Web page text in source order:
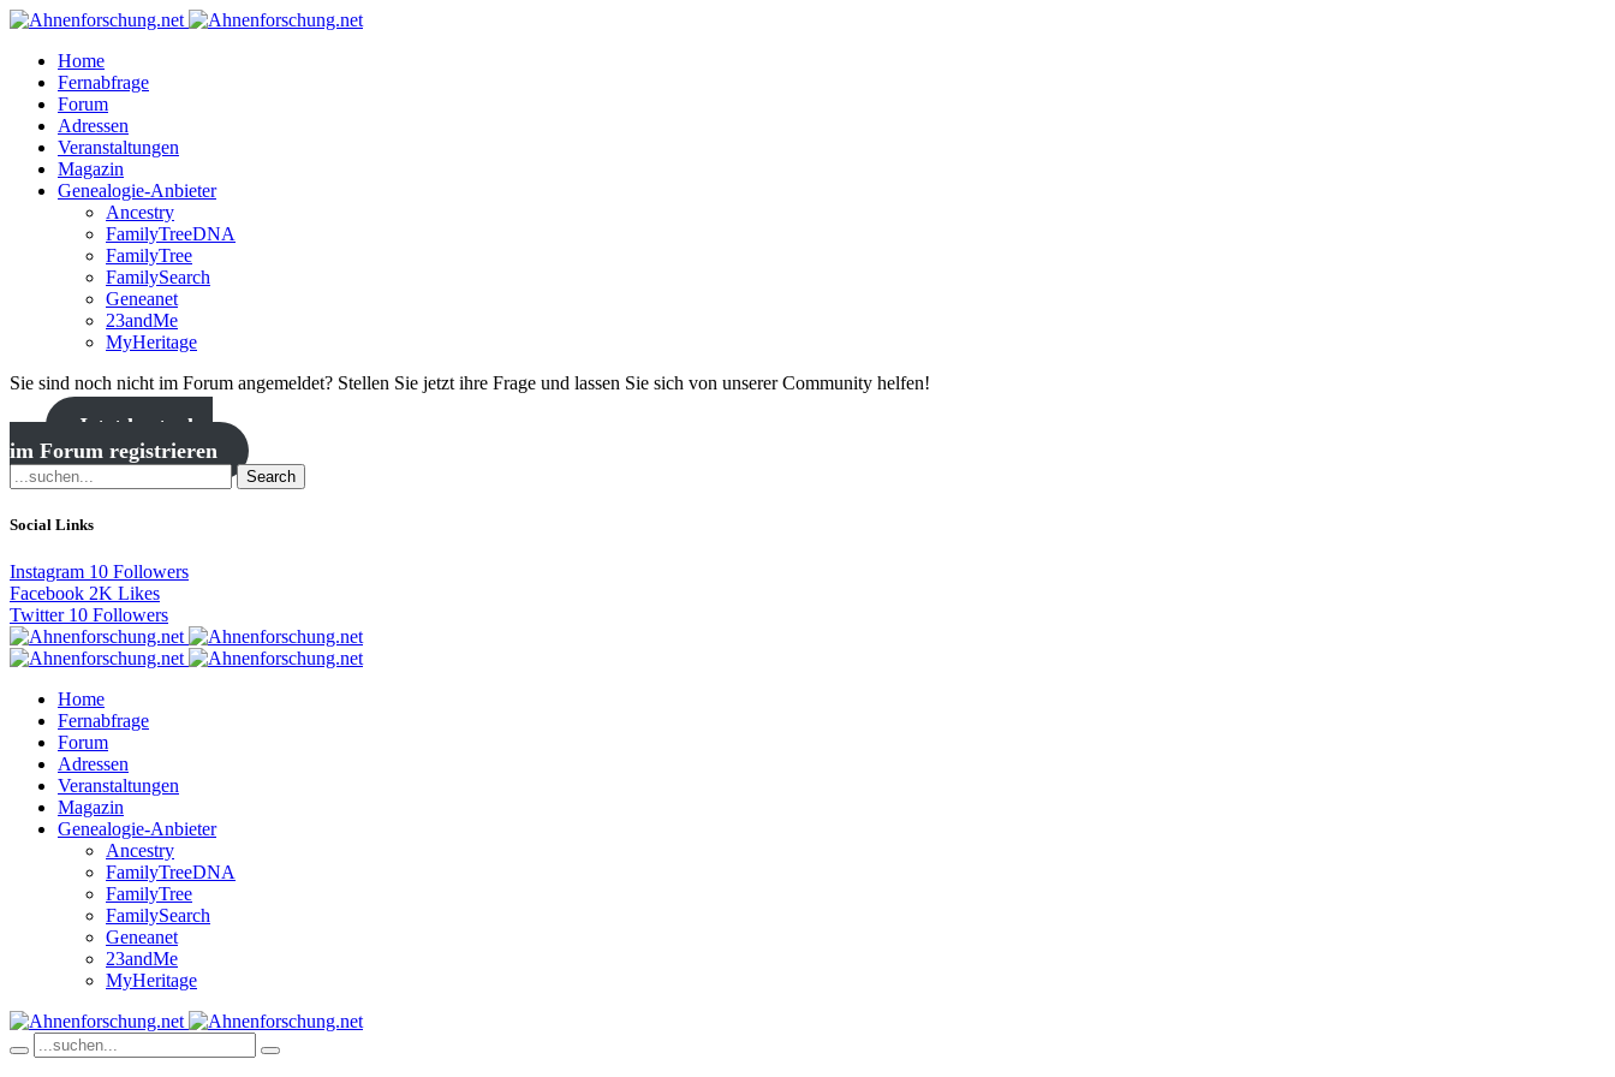
Home
Fernabfrage
Forum
Adressen
Veranstaltungen
Magazin
Genealogie-Anbieter
Ancestry
FamilyTreeDNA
FamilyTree
FamilySearch
Geneanet
23andMe
MyHeritage
Sie sind noch nicht im Forum angemeldet? Stellen Sie jetzt ihre Frage und lassen Sie sich von unserer Community helfen!
Jetzt kostenlos
im Forum registrieren
Search
Social Links
Instagram 10 Followers
Facebook 2K Likes
Twitter 10 Followers
Home
Fernabfrage
Forum
Adressen
Veranstaltungen
Magazin
Genealogie-Anbieter
Ancestry
FamilyTreeDNA
FamilyTree
FamilySearch
Geneanet
23andMe
MyHeritage